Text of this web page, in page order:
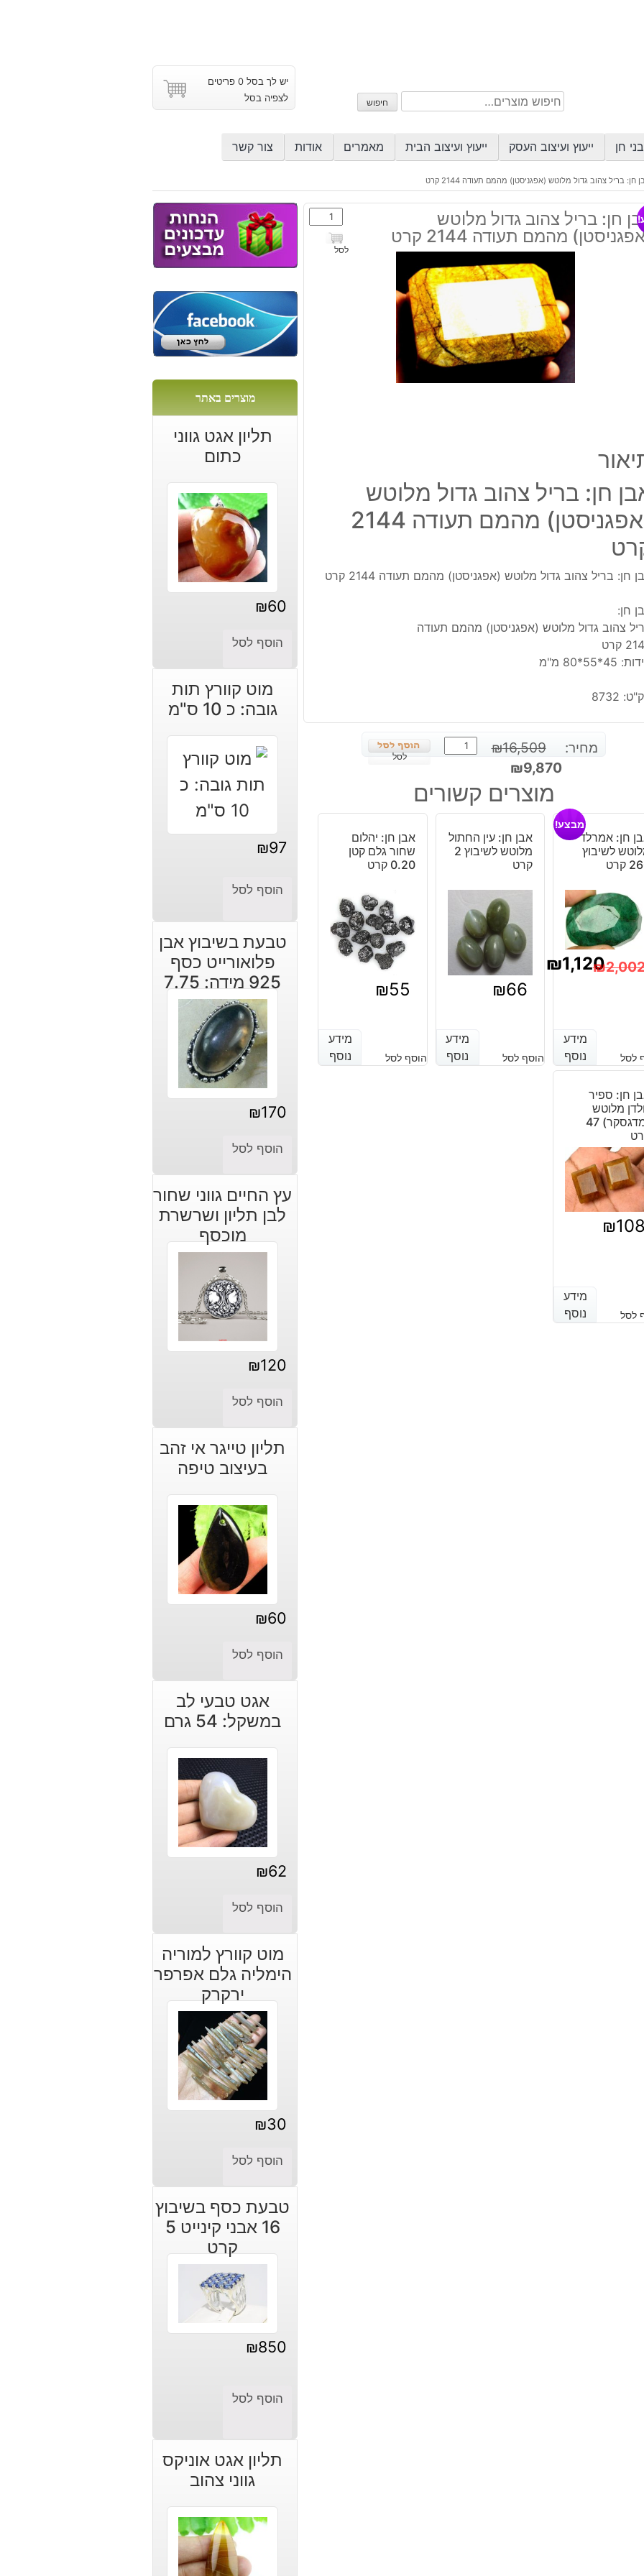
חיפוש
עבור:
חיפוש
יש לך בסל 0 פריטים
לצפיה בסל
חן ייעוץ ועיצוב העסק ייעוץ ועיצוב הבית מאמרים אודות צור קשר
חן: בריל צהוב גדול מלוטש (אפגניסטן) מהמם תעודה 2144 קרט
חן: בריל צהוב גדול מלוטש
מהמם תעודה 2144 קרט
כמות
של
אבן
לסל
חן: בריל צהוב גדול מלוטש
(אפגניסטן) מהמם תעודה 2144
חן: בריל צהוב גדול מלוטש (אפגניסטן) מהמם תעודה 2144 קרט
חן:
צהוב גדול מלוטש (אפגניסטן) מהמם תעודה
קרט
45*55*80 מ"מ
8732
מחיר: ₪16,509
המחיר
המקורי
היה:
₪16,509.
₪9,870
המחיר
הנוכחי
הוא:
כמות
של
חן:
בריל
גדול
מלוטש
תעודה
2144
קרט
לסל
מוצרים קשורים
חן: אמרלד
לשיבוץ
קרט
מבצע!
₪
₪1,120
מידע
נוסף
לסל
מידע
נוסף
אבן חן: עין החתול
מלוטש לשיבוץ 2
קרט
₪66
מידע
נוסף
הוסף לסל
מידע
נוסף
אבן חן: יהלום
שחור גלם קטן
0.20 קרט
₪55
מידע
נוסף
הוסף לסל
מידע
נוסף
חן: ספיר
מלוטש
(מדגסקר) 47
₪
מידע
נוסף
לסל
מידע
נוסף
מוצרים באתר
תליון אגט גווני
כתום
₪60
הוסף לסל
מוט קוורץ תות
גובה: כ 10 ס"מ
₪97
הוסף לסל
טבעת בשיבוץ אבן
פלואורייט כסף
925 מידה: 7.75
₪170
הוסף לסל
עץ החיים גווני שחור
לבן תליון ושרשרת
מוכסף
₪120
הוסף לסל
תליון טייגר אי זהב
בעיצוב טיפה
₪60
הוסף לסל
אגט טבעי לב
במשקל: 54 גרם
₪62
הוסף לסל
מוט קוורץ למוריה
הימליה גלם אפרפר
ירקרק
₪30
הוסף לסל
טבעת כסף בשיבוץ
16 אבני קינייט 5
קרט
₪850
הוסף לסל
תליון אגט אוניקס
גווני צהוב